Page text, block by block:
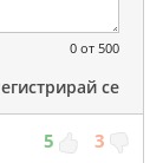
0 от 500
се
5 3